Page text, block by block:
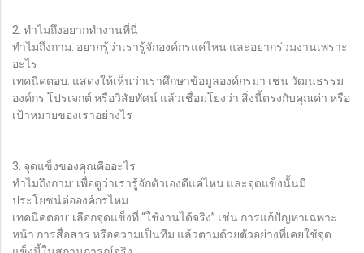
2. ทำไมถึงอยากทำงานที่นี่
ทำไมถึงถาม: อยากรู้ว่าเรารู้จักองค์กรแค่ไหน และอยากร่วมงานเพราะ
อะไร
เทคนิคตอบ: แสดงให้เห็นว่าเราศึกษาข้อมูลองค์กรมา เช่น วัฒนธรรม
องค์กร โปรเจกต์ หรือวิสัยทัศน์ แล้วเชื่อมโยงว่า สิ่งนี้ตรงกับคุณค่า หรือ
เป้าหมายของเราอย่างไร
3. จุดแข็งของคุณคืออะไร
ทำไมถึงถาม: เพื่อดูว่าเรารู้จักตัวเองดีแค่ไหน และจุดแข็งนั้นมี
ประโยชน์ต่อองค์กรไหม
เทคนิคตอบ: เลือกจุดแข็งที่ “ใช้งานได้จริง” เช่น การแก้ปัญหาเฉพาะ
หน้า การสื่อสาร หรือความเป็นทีม แล้วตามด้วยตัวอย่างที่เคยใช้จุด